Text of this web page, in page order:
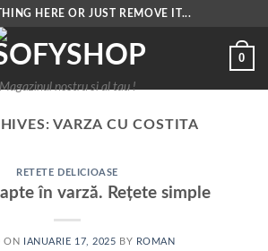
HERE OR JUST REMOVE IT...
nostru si al tau !
0
VARZA CU COSTITA
RETETE DELICIOASE
în varză. Rețete simple
ON IANUARIE 17, 2025 BY ROMAN